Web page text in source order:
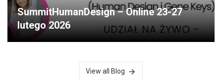
SummitHumanDesign – Online 23-27
lutego 2026
View all Blog